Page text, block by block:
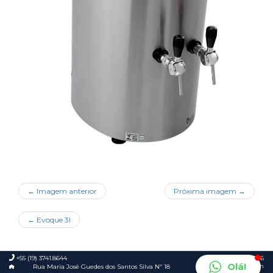
← Imagem anterior Próxima imagem →
← Evoque 3I
+55 (19) 3741.8644
Rua Maria José Guedes dos Santos Silva Nº 18
© 2026
Foca.in
Olá!